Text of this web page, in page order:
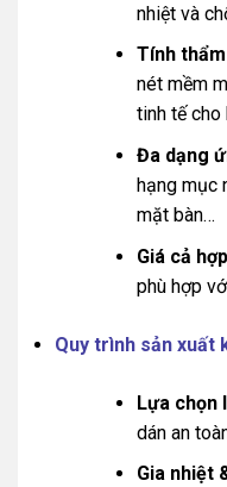
nhiệt và
Tính
nét mềm
tinh tế cho
Đa dạng
hạng mục
mặt bàn…
Giá cả
phù hợp
Quy trình sản xuất
Lựa chọn
dán an
Gia nhiệt